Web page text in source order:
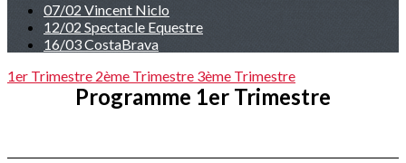
07/02 Vincent Niclo
12/02 Spectacle Equestre
16/03 CostaBrava
1er Trimestre 2ème Trimestre 3ème Trimestre
Programme 1er Trimestre